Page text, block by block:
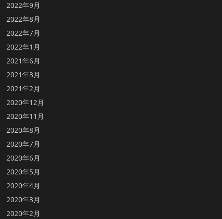
2022年9月
2022年8月
2022年7月
2022年1月
2021年6月
2021年3月
2021年2月
2020年12月
2020年11月
2020年8月
2020年7月
2020年6月
2020年5月
2020年4月
2020年3月
2020年2月